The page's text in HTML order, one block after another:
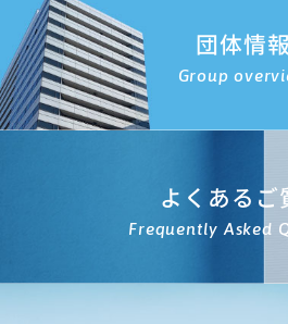
団体情報
Group
よくあるご
Frequently Asked